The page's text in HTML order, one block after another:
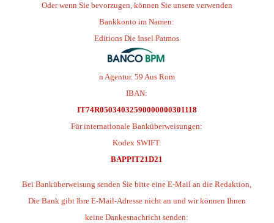
Oder wenn Sie bevorzugen, können Sie unsere verwenden
Bankkonto im Namen:
Editions Die Insel Patmos
n Agentur. 59 Aus Rom
IBAN:
IT74R05034032590000000301118
Für internationale Banküberweisungen:
Kodex SWIFT:
BAPPIT21D21
Bei Banküberweisung senden Sie bitte eine E-Mail an die Redaktion,
Die Bank gibt Ihre E-Mail-Adresse nicht an und wir können Ihnen
keine Dankesnachricht senden: